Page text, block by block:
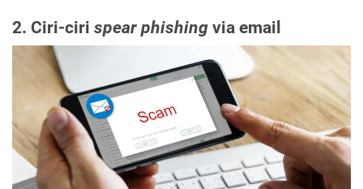
2. Ciri-ciri spear phishing via email